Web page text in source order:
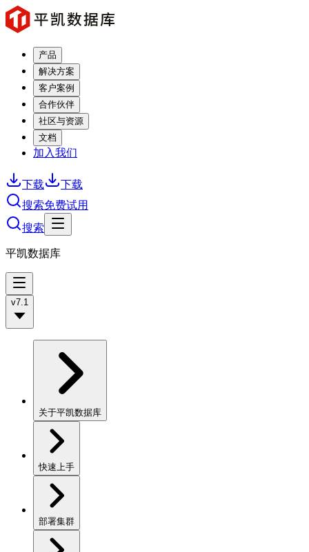
产品
解决方案
客户案例
合作伙伴
社区与资源
文档
加入我们
下载
下载
搜索免费试用
搜索
平凯数据库
v7.1
关于平凯数据库
快速上手
部署集群